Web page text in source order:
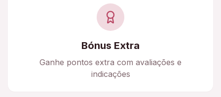
Bónus Extra
Ganhe pontos extra com avaliações e
indicações